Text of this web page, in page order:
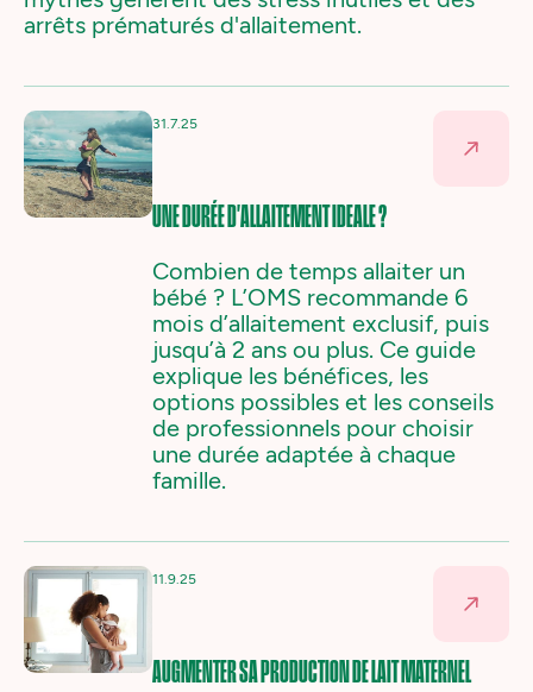
arrêts prématurés d'allaitement.
31.7.25
UNE DURÉE D'ALLAITEMENT IDEALE ?
Combien de temps allaiter un
bébé ? L’OMS recommande 6
mois d’allaitement exclusif, puis
jusqu’à 2 ans ou plus. Ce guide
explique les bénéfices, les
options possibles et les conseils
de professionnels pour choisir
une durée adaptée à chaque
famille.
11.9.25
AUGMENTER SA PRODUCTION DE LAIT MATERNEL